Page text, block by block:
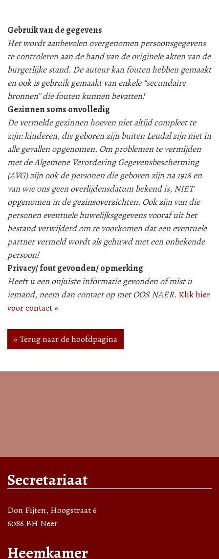
Gebruik van de gegevens
Het wordt aanbevolen overgenomen persoonsgegevens
te controleren aan de hand van de originele akten van de
burgerlijke stand. De auteur kan fouten hebben gemaakt
en ook is gebruik gemaakt van enkele “secundaire
bronnen” die fouten kunnen bevatten!
Gezinnen soms onvolledig
De vermelde gezinnen hoeven niet altijd compleet te
zijn: kinderen, die geboren zijn buiten Leudal zijn niet in
alle gevallen opgenomen. Om problemen te vermijden
met de Algemene Verordering Gegevensbescherming
(AVG) zijn ook de personen die geboren zijn na 1918 en
van wie ons geen overlijdensdatum bekend is, NIET
opgenomen in de gezinsoverzichten. Ook zijn van die
personen eventuele huwelijksgegevens vooraf uit het
bestand verwijderd om te voorkomen dat een eventuele
partner vermeld wordt als gehuwd met een onbekende
persoon!
Privacy/ fout gevonden/ opmerking
Heeft u een onjuiste informatie gevonden of mist u
iemand, neem dan contact op met OOS NAER. Klik hier
voor contact »
« Terug naar de hoofdpagina
Secretariaat
Don Fijten, Hoogstraat 6
6086 BH Neer
Heemkamer